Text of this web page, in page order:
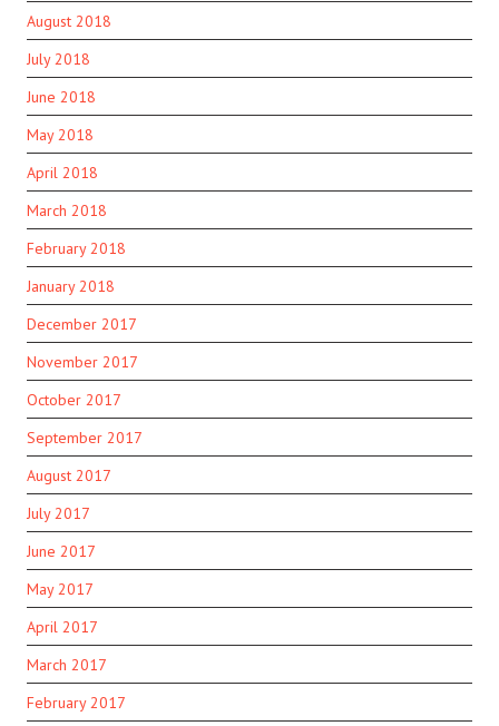
August 2018
July 2018
June 2018
May 2018
April 2018
March 2018
February 2018
January 2018
December 2017
November 2017
October 2017
September 2017
August 2017
July 2017
June 2017
May 2017
April 2017
March 2017
February 2017